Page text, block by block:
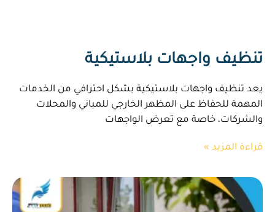
تنظيف واجهات بلاستيكية
يعد تنظيف واجهات بلاستيكية بشكل احترافي من الخدمات
المهمة للحفاظ على المظهر الخارجي للمباني والمحلات
والشركات، خاصة مع تعرض الواجهات
قراءة المزيد »